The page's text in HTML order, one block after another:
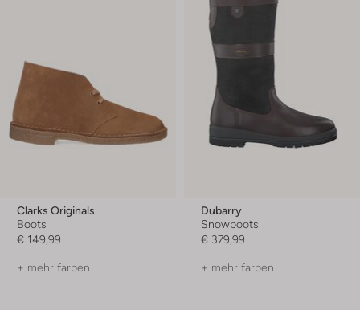
Clarks Originals
Boots
€ 149,99
+ mehr farben
Dubarry
Snowboots
€ 379,99
+ mehr farben